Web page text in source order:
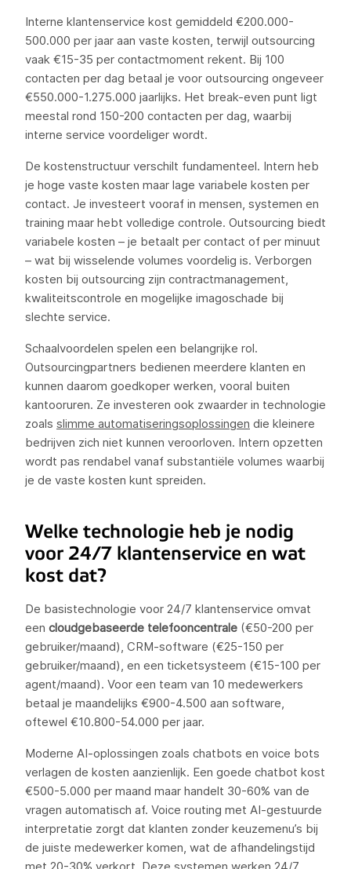
Interne klantenservice kost gemiddeld €200.000-
500.000 per jaar aan vaste kosten, terwijl outsourcing
vaak €15-35 per contactmoment rekent. Bij 100
contacten per dag betaal je voor outsourcing ongeveer
€550.000-1.275.000 jaarlijks. Het break-even punt ligt
meestal rond 150-200 contacten per dag, waarbij
interne service voordeliger wordt.
De kostenstructuur verschilt fundamenteel. Intern heb
je hoge vaste kosten maar lage variabele kosten per
contact. Je investeert vooraf in mensen, systemen en
training maar hebt volledige controle. Outsourcing biedt
variabele kosten – je betaalt per contact of per minuut
– wat bij wisselende volumes voordelig is. Verborgen
kosten bij outsourcing zijn contractmanagement,
kwaliteitscontrole en mogelijke imagoschade bij
slechte service.
Schaalvoordelen spelen een belangrijke rol.
Outsourcingpartners bedienen meerdere klanten en
kunnen daarom goedkoper werken, vooral buiten
kantooruren. Ze investeren ook zwaarder in technologie
zoals slimme automatiseringsoplossingen die kleinere
bedrijven zich niet kunnen veroorloven. Intern opzetten
wordt pas rendabel vanaf substantiële volumes waarbij
je de vaste kosten kunt spreiden.
Welke technologie heb je nodig
voor 24/7 klantenservice en wat
kost dat?
De basistechnologie voor 24/7 klantenservice omvat
een cloudgebaseerde telefooncentrale (€50-200 per
gebruiker/maand), CRM-software (€25-150 per
gebruiker/maand), en een ticketsysteem (€15-100 per
agent/maand). Voor een team van 10 medewerkers
betaal je maandelijks €900-4.500 aan software,
oftewel €10.800-54.000 per jaar.
Moderne AI-oplossingen zoals chatbots en voice bots
verlagen de kosten aanzienlijk. Een goede chatbot kost
€500-5.000 per maand maar handelt 30-60% van de
vragen automatisch af. Voice routing met AI-gestuurde
interpretatie zorgt dat klanten zonder keuzemenu’s bij
de juiste medewerker komen, wat de afhandelingstijd